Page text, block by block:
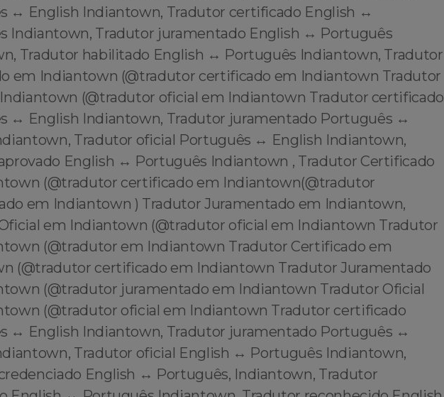
↔️ English Indiantown, Tradutor certificado English ↔️
Indiantown, Tradutor juramentado English ↔️ Português
Tradutor habilitado English ↔️ Português Indiantown, Tradutor
em Indiantown (@tradutor certificado em Indiantown Tradutor
(@tradutor oficial em Indiantown Tradutor certificado
↔️ English Indiantown, Tradutor juramentado Português ↔️
Tradutor oficial Português ↔️ English Indiantown,
English ↔️ Português Indiantown , Tradutor Certificado
(@tradutor certificado em Indiantown(@tradutor
em Indiantown ) Tradutor Juramentado em Indiantown,
em Indiantown (@tradutor oficial em Indiantown Tradutor
(@tradutor em Indiantown Tradutor Certificado em
(@tradutor certificado em Indiantown Tradutor Juramentado
(@tradutor juramentado em Indiantown Tradutor Oficial
(@tradutor oficial em Indiantown Tradutor certificado
↔️ English Indiantown, Tradutor juramentado Português ↔️
Tradutor oficial English ↔️ Português Indiantown,
English ↔️ Português, Indiantown, Tradutor